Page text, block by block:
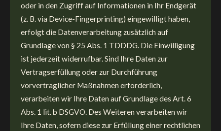
oder in den Zugriff auf Informationen in Ihr Endgerät
(z. B. via Device-Fingerprinting) eingewilligt haben,
erfolgt die Datenverarbeitung zusätzlich auf
Grundlage von § 25 Abs. 1 TDDDG. Die Einwilligung
ist jederzeit widerrufbar. Sind Ihre Daten zur
Vertragserfüllung oder zur Durchführung
vorvertraglicher Maßnahmen erforderlich,
verarbeiten wir Ihre Daten auf Grundlage des Art. 6
Abs. 1 lit. b DSGVO. Des Weiteren verarbeiten wir
Ihre Daten, sofern diese zur Erfüllung einer rechtlichen